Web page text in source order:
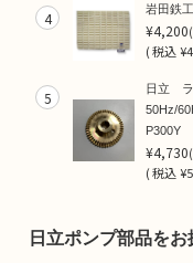
4 岩田鉄
¥4,200
(税込
5
日立 ラ
50Hz/
P300Y
¥4,730
(税込
日立ポンプ部品を